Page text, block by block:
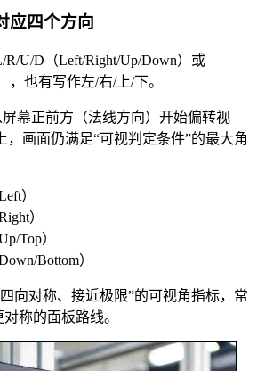
应四个方向
U/D（Left/Right/Up/Down）或
，也有写作左/右/上/下。
屏幕正前方（法线方向）开始偏转视
，画面仍满足“可视判定条件”的最大角
）
）
Top）
Bottom）
向对称、接近极限”的可视角指标，常
称的面板路线。